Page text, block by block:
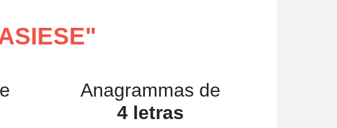
"
Anagrammas de
4 letras